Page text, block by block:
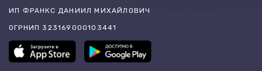
ИП ФРАНКС ДАНИИЛ МИХАЙЛОВИЧ
ОГРНИП 323169000103441